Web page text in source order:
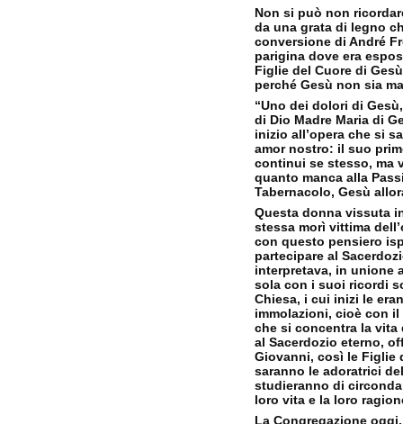
Non si può non
da una grata di legno
conversione di André
parigina dove era
Figlie del Cuore di
perché Gesù non sia
“Uno dei dolori di
di Dio Madre Maria di
inizio all’opera che si
amor nostro: il suo
continui se stesso, ma
quanto manca alla
Tabernacolo, Gesù
Questa donna vissuta
stessa morì vittima
con questo pensiero
partecipare al
interpretava, in unione
sola con i suoi ricordi
Chiesa, i cui inizi le
immolazioni, cioè con il
che si concentra la vita
al Sacerdozio eterno,
Giovanni, così le Figlie
saranno le adoratrici
studieranno di
loro vita e la loro
La Congregazione